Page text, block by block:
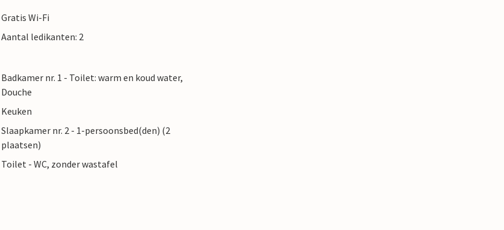
Gratis Wi-Fi
Aantal ledikanten: 2
Badkamer nr. 1 - Toilet: warm en koud water,
Douche
Keuken
Slaapkamer nr. 2 - 1-persoonsbed(den) (2
plaatsen)
Toilet - WC, zonder wastafel